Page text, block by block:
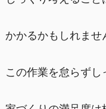
かかるかもしれませ
この作業を怠らず